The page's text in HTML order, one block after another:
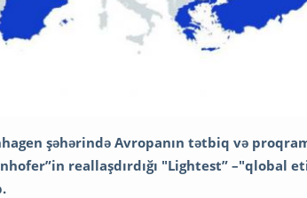
şəhərində Avropanın tətbiq və
reallaşdırdığı "Lightest” –"qlobal